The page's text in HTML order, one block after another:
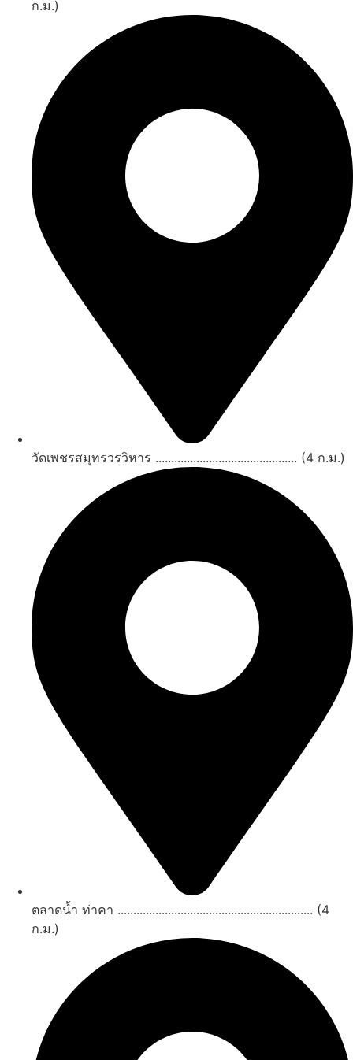
ก.ม.)
วัดเพชรสมุทรวรวิหาร ............................................. (4 ก.ม.)
ตลาดน้ำ ท่าคา .............................................................. (4
ก.ม.)